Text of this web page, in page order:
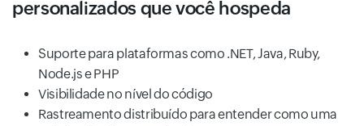
personalizados que você hospeda
Suporte para plataformas como .NET, Java, Ruby,
Node.js e PHP
Visibilidade no nível do código
Rastreamento distribuído para entender como uma